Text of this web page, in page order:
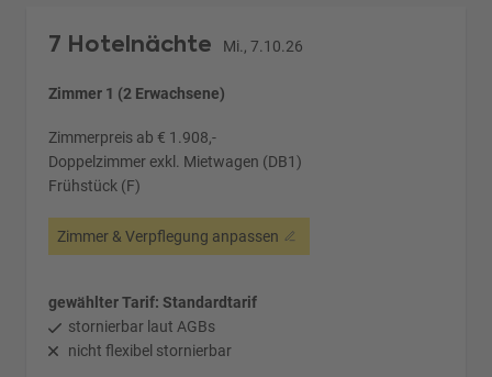
7 Hotelnächte Mi., 7.10.26
Zimmer 1 (2 Erwachsene)
Zimmerpreis ab € 1.908,-
Doppelzimmer exkl. Mietwagen (DB1)
Frühstück (F)
Zimmer & Verpflegung anpassen
gewählter Tarif: Standardtarif
stornierbar laut AGBs
nicht flexibel stornierbar